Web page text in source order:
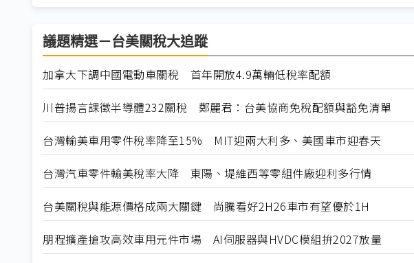
議題精選－台美關稅大追蹤
加拿大下調中國電動車關稅 首年開放4.9萬輛低稅率配額
川普揚言課徵半導體232關稅 鄭麗君：台美協商免稅配額與豁免清單
台灣輸美車用零件稅率降至15% MIT迎兩大利多、美國車市迎春天
台灣汽車零件輸美稅率大降 東陽、堤維西等零組件廠迎利多行情
台美關稅與能源價格成兩大關鍵 尚騰看好2H26車市有望優於1H
朋程擴產搶攻高效車用元件市場 AI伺服器與HVDC模組拚2027放量